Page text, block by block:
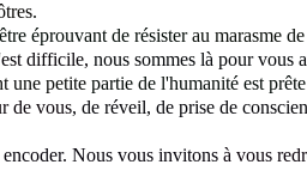
.
être éprouvant de résisterau marasme
difficile, nous sommes là pour vous
une petite partie de l'humanité est
de vous, de réveil, de prise de
Nous vous invitons à vous